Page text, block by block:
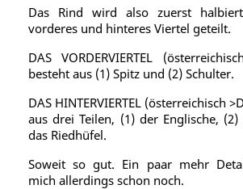
Das Rind wird also zuerst
vorderes und hinteres Viertel geteilt.
DAS VORDERVIERTEL
besteht aus (1) Spitz und (2) Schulter.
DAS HINTERVIERTEL (österreichisch
aus drei Teilen, (1) der Englische,
das Riedhüfel.
Soweit so gut. Ein paar mehr
mich allerdings schon noch.